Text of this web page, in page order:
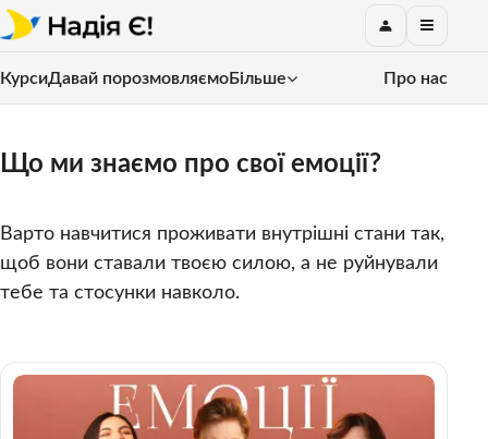
КурсиДавай порозмовляємоБільше Про нас
Що ми знаємо про свої емоції?
Варто навчитися проживати внутрішні стани так,
щоб вони ставали твоєю силою, а не руйнували
тебе та стосунки навколо.